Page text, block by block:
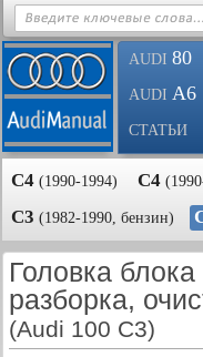
AUDI 80
AUDI A6
СТАТЬИ
С4 (1990-1994) С4
С3 (1982-1990, бензин)
Головка
разборка,
(Audi 100 C3)